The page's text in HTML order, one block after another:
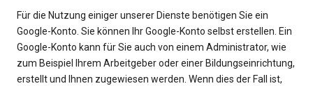
Für die Nutzung einiger unserer Dienste benötigen Sie ein
Google-Konto. Sie können Ihr Google-Konto selbst erstellen. Ein
Google-Konto kann für Sie auch von einem Administrator, wie
zum Beispiel Ihrem Arbeitgeber oder einer Bildungseinrichtung,
erstellt und Ihnen zugewiesen werden. Wenn dies der Fall ist,